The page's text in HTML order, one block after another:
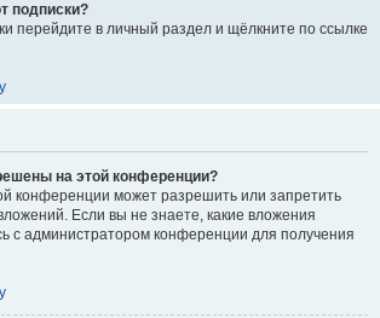
подписки?
перейдите в личный раздел и щёлкните по ссылке
на этой конференции?
конференции может разрешить или запретить
Если вы не знаете, какие вложения
с администратором конференции для получения